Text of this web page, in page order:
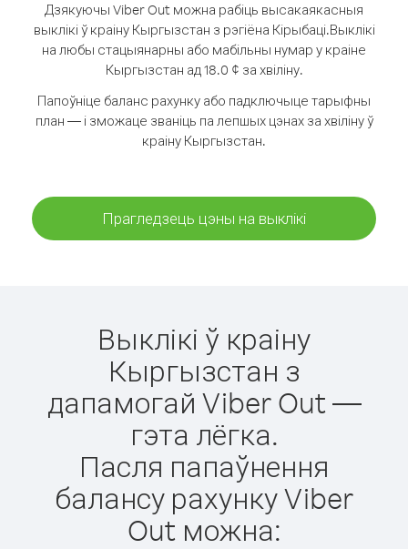
Дзякуючы Viber Out можна рабіць высакаякасныя
выклікі ў краіну Кыргызстан з рэгіёна Кірыбаці.Выклікі
на любы стацыянарны або мабільны нумар у краіне
Кыргызстан ад 18.0 ¢ за хвіліну.
Папоўніце баланс рахунку або падключыце тарыфны
план — і зможаце званіць па лепшых цэнах за хвіліну ў
краіну Кыргызстан.
Прагледзець цэны на выклікі
Выклікі ў краіну
Кыргызстан з
дапамогай Viber Out —
гэта лёгка.
Пасля папаўнення
балансу рахунку Viber
Out можна: